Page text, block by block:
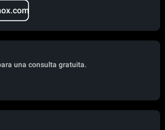
una consulta gratuita.